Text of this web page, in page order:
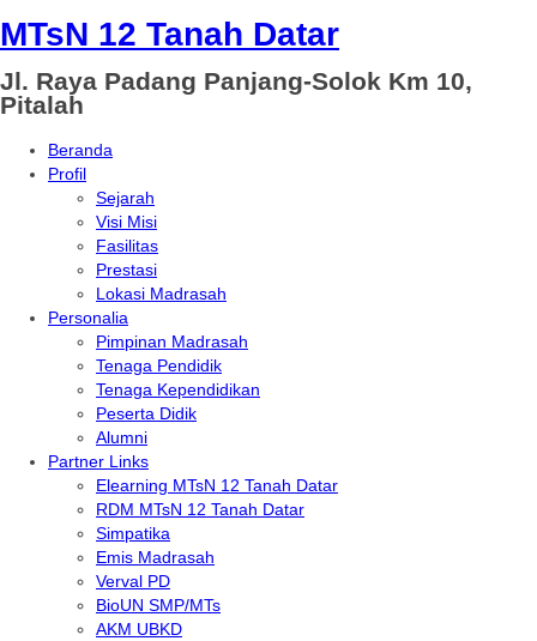
MTsN 12 Tanah Datar
Jl. Raya Padang Panjang-Solok Km 10,
Pitalah
Beranda
Profil
Sejarah
Visi Misi
Fasilitas
Prestasi
Lokasi Madrasah
Personalia
Pimpinan Madrasah
Tenaga Pendidik
Tenaga Kependidikan
Peserta Didik
Alumni
Partner Links
Elearning MTsN 12 Tanah Datar
RDM MTsN 12 Tanah Datar
Simpatika
Emis Madrasah
Verval PD
BioUN SMP/MTs
AKM UBKD